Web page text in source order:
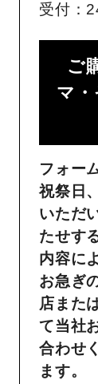
受付：
ご
マ・
フォー
祝祭日
いただ
たせす
内容に
お急ぎ
店また
て当社
合わせ
ます。